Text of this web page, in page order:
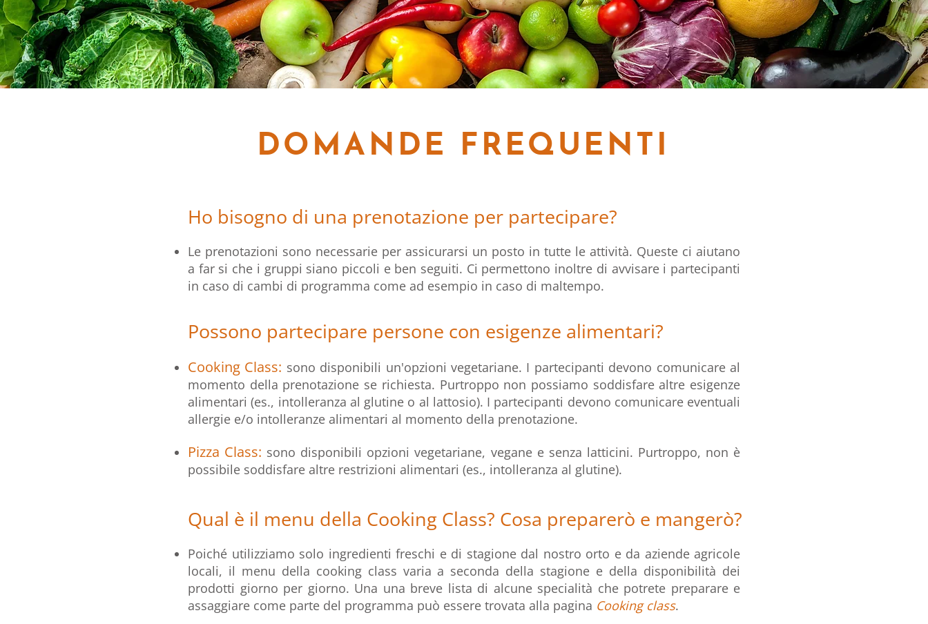
DOMANDE FREQUENTI
Ho bisogno di una prenotazione per partecipare?
Le prenotazioni sono necessarie per assicurarsi un posto in tutte le attività. Queste ci aiutano
a far si che i gruppi siano piccoli e ben seguiti. Ci permettono inoltre di avvisare i partecipanti
in caso di cambi di programma come ad esempio in caso di maltempo.
Possono partecipare persone con esigenze alimentari?
Cooking Class: sono disponibili un'opzioni vegetariane. I partecipanti devono comunicare al
momento della prenotazione se richiesta. Purtroppo non possiamo soddisfare altre esigenze
alimentari (es., intolleranza al glutine o al lattosio). I partecipanti devono comunicare eventuali
allergie e/o intolleranze alimentari al momento della prenotazione.
Pizza Class: sono disponibili opzioni vegetariane, vegane e senza latticini. Purtroppo, non è
possibile soddisfare altre restrizioni alimentari (es., intolleranza al glutine).
Qual è il menu della Cooking Class? Cosa preparerò e mangerò?
Poiché utilizziamo solo ingredienti freschi e di stagione dal nostro orto e da aziende agricole
locali, il menu della cooking class varia a seconda della stagione e della disponibilità dei
prodotti giorno per giorno. Una una breve lista di alcune specialità che potrete preparare e
assaggiare come parte del programma può essere trovata alla pagina Cooking class.